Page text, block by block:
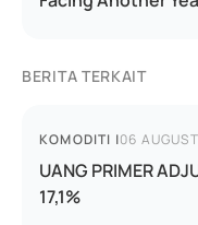
BERITA TERKAIT
KOMODITI |06
UANG PRIMER
17,1%